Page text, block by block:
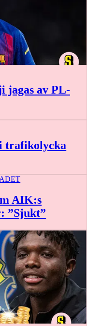
jagas av PL-
trafikolycka
AIK:s
”Sjukt”